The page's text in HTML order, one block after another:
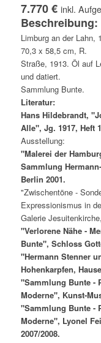
7.770 € inkl.
Beschreibung:
Limburg an der Lahn,
70,3 x 58,5 cm, R.
Straße, 1913. Öl auf
und datiert.
Sammlung Bunte.
Literatur:
Hans Hildebrandt,
Alle", Jg. 1917, Heft
Ausstellung:
"Malerei der
Sammlung
Berlin 2001.
"Zwischentöne -
Expressionismus in
Galerie
"Verlorene Nähe -
Bunte", Schloss
"Hermann Stenner
Hohenkarpfen,
"Sammlung Bunte -
Moderne", Kunst-
"Sammlung Bunte -
Moderne", Lyonel
2007/2008.